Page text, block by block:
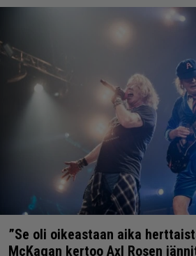
”Se oli oikeastaan aika
McKagan kertoo Axl Rosen